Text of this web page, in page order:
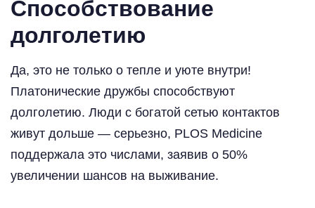
Способствование
долголетию
Да, это не только о тепле и уюте внутри!
Платонические дружбы способствуют
долголетию. Люди с богатой сетью контактов
живут дольше — серьезно, PLOS Medicine
поддержала это числами, заявив о 50%
увеличении шансов на выживание.